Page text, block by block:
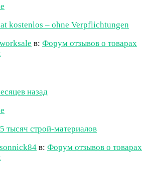
kostenlos – ohne Verpflichtungen
worksale в: Форум отзывов о товарах
назад
тысяч строй-материалов
sonnick84 в: Форум отзывов о товарах